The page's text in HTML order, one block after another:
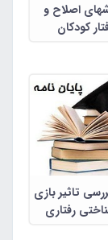
اصلاح و
کودکان
تاثیر بازی
رفتاری